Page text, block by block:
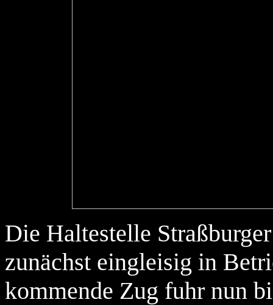
Die Haltestelle
zunächst eingleisig in
kommende Zug fuhr nun